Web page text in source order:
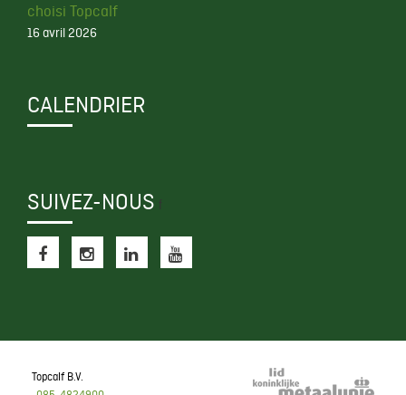
choisi Topcalf
16 avril 2026
CALENDRIER
SUIVEZ-NOUS f
Topcalf B.V.